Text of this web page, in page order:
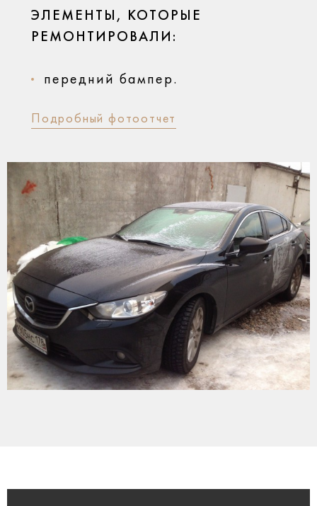
ЭЛЕМЕНТЫ, КОТОРЫЕ
РЕМОНТИРОВАЛИ:
передний бампер.
Подробный фотоотчет